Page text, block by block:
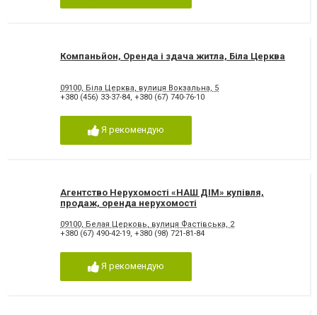
Компаньйон, Оренда і здача житла, Біла Церква
09100, Біла Церква, вулиця Вокзальна, 5
+380 (456) 33-37-84, +380 (67) 740-76-10
Я рекомендую
Агентство Нерухомості «НАШ ДІМ» купівля,
продаж, оренда нерухомості
09100, Белая Церковь, вулиця Фастівська, 2
+380 (67) 490-42-19, +380 (98) 721-81-84
Я рекомендую